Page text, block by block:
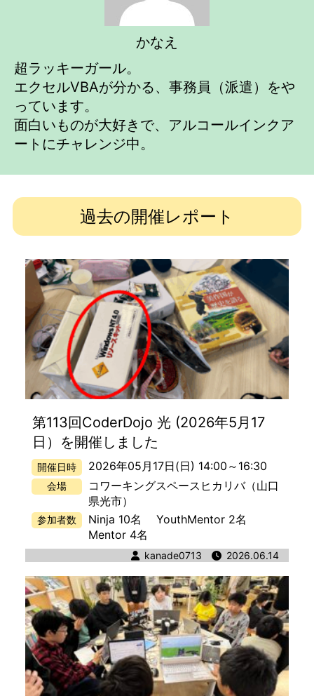
かなえ
超ラッキーガール。
エクセルVBAが分かる、事務員（派遣）をや
っています。
面白いものが大好きで、アルコールインクア
ートにチャレンジ中。
過去の開催レポート
第113回CoderDojo 光 (2026年5月17
日）を開催しました
開催日時 2026年05月17日(日) 14:00 ～ 16:30
会場 コワーキングスペースヒカリバ（山口
県光市）
参加者数 Ninja 10名
YouthMentor 2名
Mentor 4名
著者
kanade0713 公開日時
2026.06.14